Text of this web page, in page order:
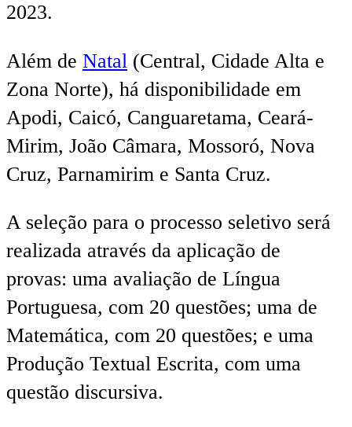
2023.
Além de Natal (Central, Cidade Alta e
Zona Norte), há disponibilidade em
Apodi, Caicó, Canguaretama, Ceará-
Mirim, João Câmara, Mossoró, Nova
Cruz, Parnamirim e Santa Cruz.
A seleção para o processo seletivo será
realizada através da aplicação de
provas: uma avaliação de Língua
Portuguesa, com 20 questões; uma de
Matemática, com 20 questões; e uma
Produção Textual Escrita, com uma
questão discursiva.